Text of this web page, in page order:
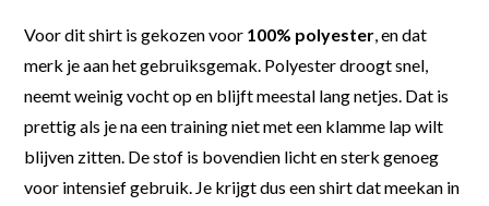
Voor dit shirt is gekozen voor 100% polyester, en dat
merk je aan het gebruiksgemak. Polyester droogt snel,
neemt weinig vocht op en blijft meestal lang netjes. Dat is
prettig als je na een training niet met een klamme lap wilt
blijven zitten. De stof is bovendien licht en sterk genoeg
voor intensief gebruik. Je krijgt dus een shirt dat meekan in